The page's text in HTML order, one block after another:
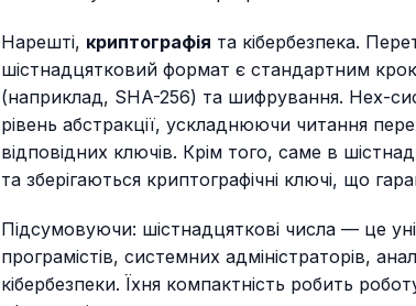
Нарешті, криптографія та кібербезпека.
шістнадцятковий формат є стандартним
(наприклад, SHA-256) та шифрування. Hex-
рівень абстракції, ускладнюючи читання
відповідних ключів. Крім того, саме в
та зберігаються криптографічні ключі, що
Підсумовуючи: шістнадцяткові числа — це
програмістів, системних адміністраторів,
кібербезпеки. Їхня компактність робить